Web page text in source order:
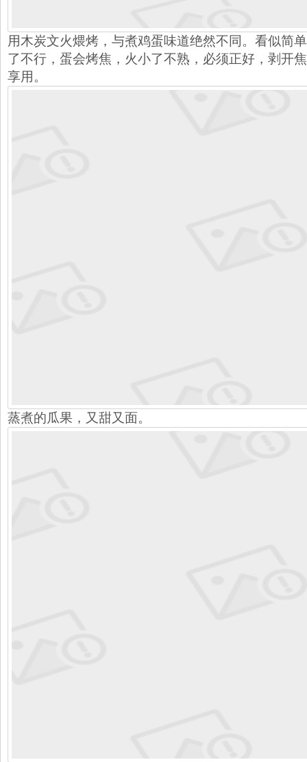
用木炭文火煨烤，与煮鸡蛋味道绝然不同。看似简
了不行，蛋会烤焦，火小了不熟，必须正好，剥开
享用。
蒸煮的瓜果，又甜又面。